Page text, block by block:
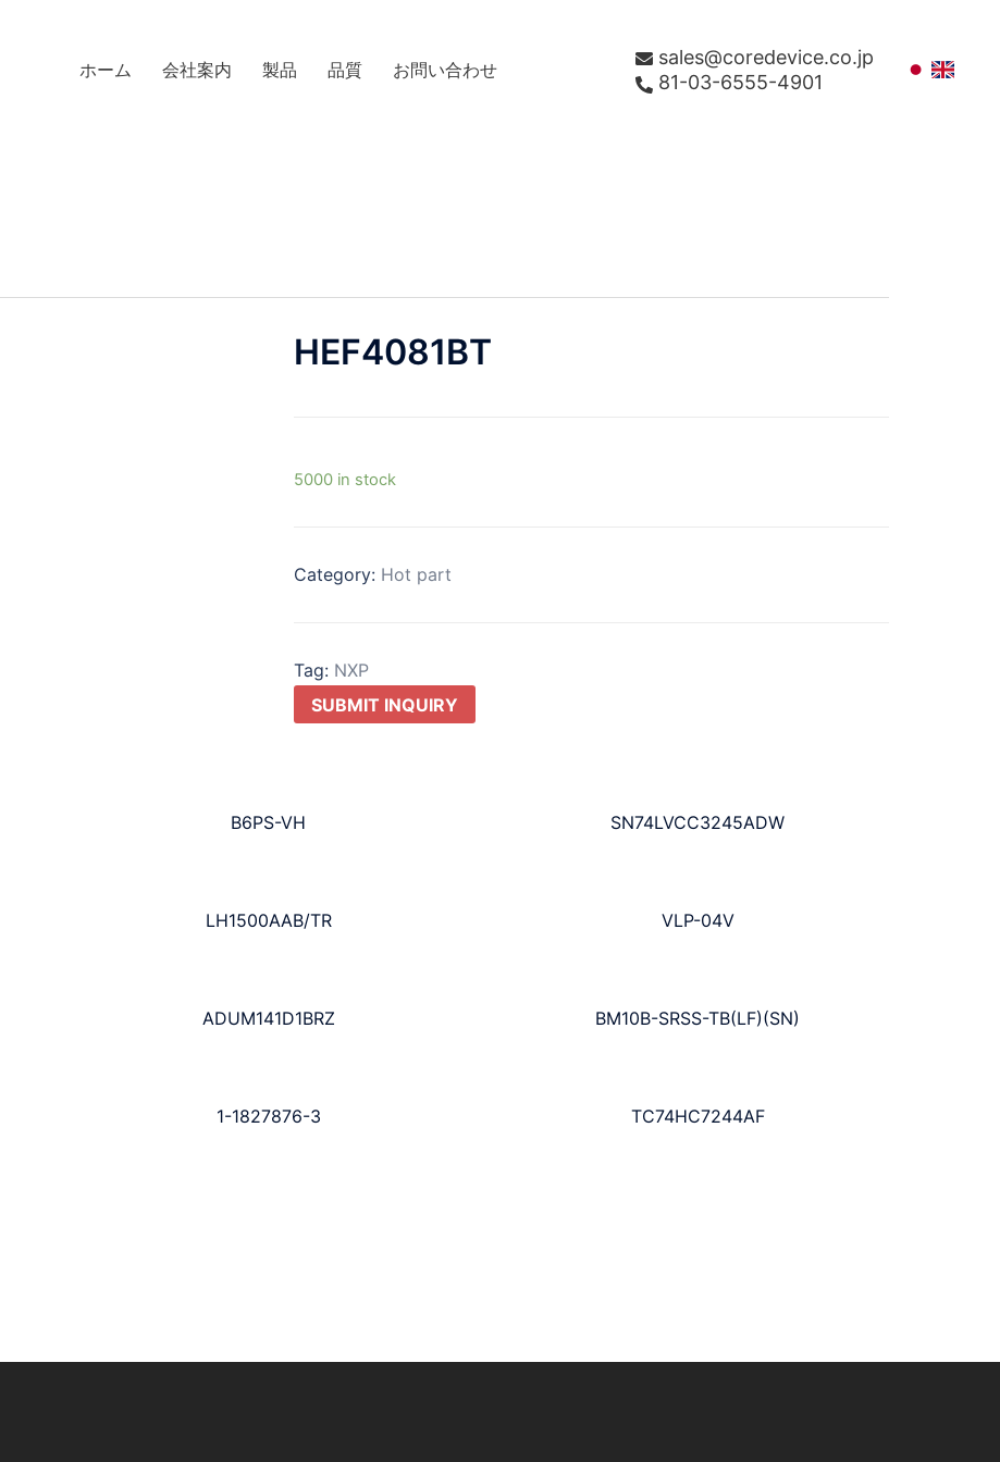
ホーム 会社案内 製品 品質 お問い合わせ
sales@coredevice.co.jp
81-03-6555-4901
HEF4081BT
5000 in stock
Category: Hot part
Tag: NXP
SUBMIT INQUIRY
B6PS-VH SN74LVCC3245ADW
LH1500AAB/TR VLP-04V
ADUM141D1BRZ BM10B-SRSS-TB(LF)(SN)
1-1827876-3 TC74HC7244AF